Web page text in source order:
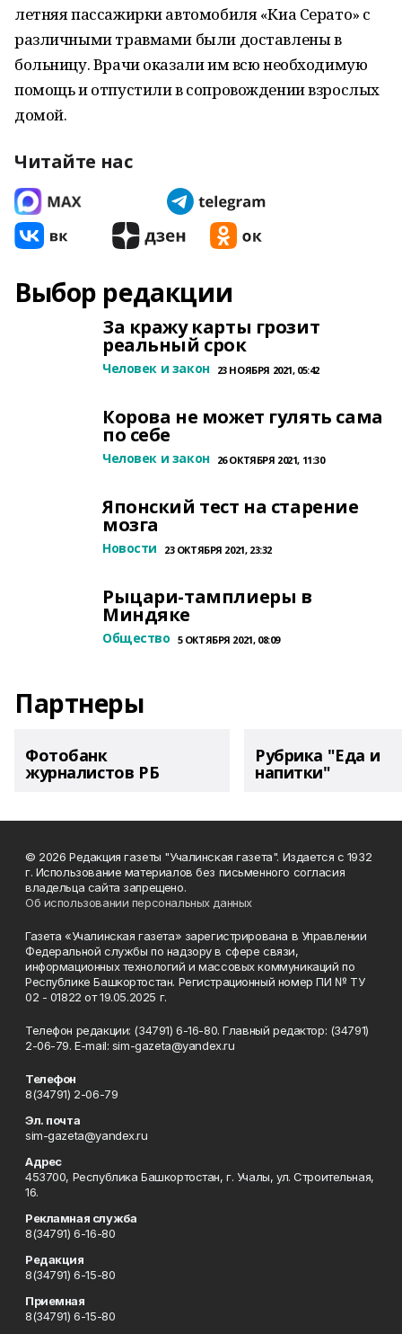
летняя пассажирки автомобиля «Киа Серато» с
различными травмами были доставлены в
больницу. Врачи оказали им всю необходимую
помощь и отпустили в сопровождении взрослых
домой.
Читайте нас
Выбор редакции
За кражу карты грозит
реальный срок
Человек и закон 23 НОЯБРЯ 2021, 05:42
Корова не может гулять сама
по себе
Человек и закон 26 ОКТЯБРЯ 2021, 11:30
Японский тест на старение
мозга
Новости 23 ОКТЯБРЯ 2021, 23:32
Рыцари-тамплиеры в
Миндяке
Общество 5 ОКТЯБРЯ 2021, 08:09
Партнеры
Фотобанк
журналистов РБ
Рубрика "Еда и
напитки"
© 2026 Редакция газеты "Учалинская газета". Издается с 1932
г. Использование материалов без письменного согласия
владельца сайта запрещено.
Об использовании персональных данных
Газета «Учалинская газета» зарегистрирована в Управлении
Федеральной службы по надзору в сфере связи,
информационных технологий и массовых коммуникаций по
Республике Башкортостан. Регистрационный номер ПИ № ТУ
02 - 01822 от 19.05.2025 г.
Телефон редакции: (34791) 6-16-80. Главный редактор: (34791)
2-06-79. Е-mаil: sim-gazeta@yandex.ru
Телефон
8(34791) 2-06-79
Эл. почта
sim-gazeta@yandex.ru
Адрес
453700, Республика Башкортостан, г. Учалы, ул. Строительная,
16.
Рекламная служба
8(34791) 6-16-80
Редакция
8(34791) 6-15-80
Приемная
8(34791) 6-15-80